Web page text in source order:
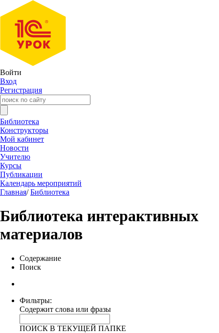
Войти
Вход
Регистрация
Библиотека
Конструкторы
Мой кабинет
Новости
Учителю
Курсы
Публикации
Календарь мероприятий
Главная/ Библиотека
Библиотека интерактивных
материалов
Содержание
Поиск
Фильтры:
Содержит слова или фразы
ПОИСК В ТЕКУЩЕЙ ПАПКЕ